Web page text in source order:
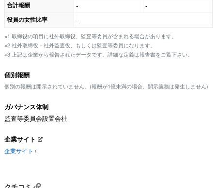
合計報酬 - -
役員の女性比率 -
※1 取締役の項目に社外取締役、監査等委員が含まれる場合があります。
※2 社外取締役・社外監査役、もしくは監査等委員になります。
※3 上記は企業から報告されたデータです。詳細な定義は報告書をご覧下さい。
個別報酬
個別の報酬は開示されていません。(報酬が1億未満の場合、開示義務は発生しません)
ガバナンス体制
監査等委員会設置会社
企業サイト
企業サイト /